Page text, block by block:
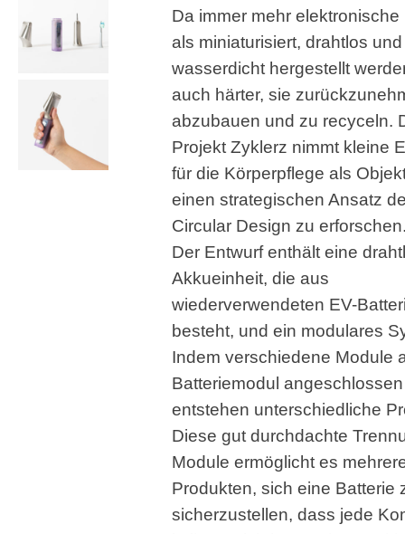
Da immer mehr elektronische
als miniaturisiert, drahtlos und
wasserdicht hergestellt
auch härter, sie
abzubauen und zu recyceln.
Projekt Zyklerz nimmt kleine
für die Körperpflege als
einen strategischen Ansatz
Circular Design zu
Der Entwurf enthält eine
Akkueinheit, die aus
wiederverwendeten EV-
besteht, und ein modulares
Indem verschiedene Module
Batteriemodul
entstehen unterschiedliche
Diese gut durchdachte
Module ermöglicht es
Produkten, sich eine Batterie
sicherzustellen, dass jede